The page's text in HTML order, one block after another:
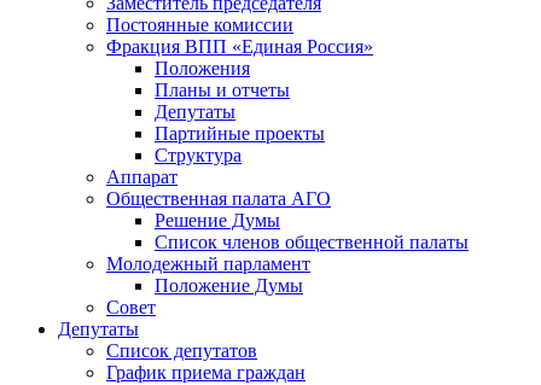
Постоянные комиссии
Фракция ВПП «Единая Россия»
Положения
Планы и отчеты
Депутаты
Партийные проекты
Структура
Аппарат
Общественная палата АГО
Решение Думы
Список членов общественной палаты
Молодежный парламент
Положение Думы
Совет
Депутаты
Список депутатов
График приема граждан